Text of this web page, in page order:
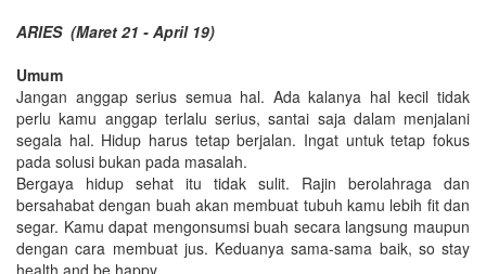
ARIES (Maret 21 - April 19)
Umum
Jangan anggap serius semua hal. Ada kalanya hal kecil tidak
perlu kamu anggap terlalu serius, santai saja dalam menjalani
segala hal. Hidup harus tetap berjalan. Ingat untuk tetap fokus
pada solusi bukan pada masalah.
Bergaya hidup sehat itu tidak sulit. Rajin berolahraga dan
bersahabat dengan buah akan membuat tubuh kamu lebih fit dan
segar. Kamu dapat mengonsumsi buah secara langsung maupun
dengan cara membuat jus. Keduanya sama-sama baik, so stay
health and be happy